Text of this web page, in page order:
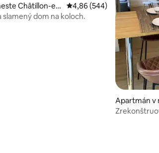
Châtillon-en
Priemerné ohodnotenie
4,86 (544)
slamený dom na koloch.
Apartmán v